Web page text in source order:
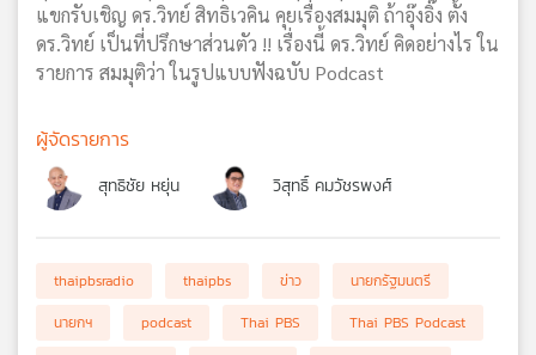
แขกรับเชิญ ดร.วิทย์ สิทธิเวคิน คุยเรื่องสมมุติ ถ้าอุ๊งอิ๊ง ตั้ง
ดร.วิทย์ เป็นที่ปรึกษาส่วนตัว !! เรื่องนี้ ดร.วิทย์ คิดอย่างไร ใน
รายการ สมมุติว่า ในรูปแบบฟังฉบับ Podcast
ผู้จัดรายการ
สุทธิชัย หยุ่น วิสุทธิ์ คมวัชรพงศ์
thaipbsradio thaipbs ข่าว
นายกรัฐมนตรี
นายกฯ
podcast Thai PBS
Thai PBS Podcast